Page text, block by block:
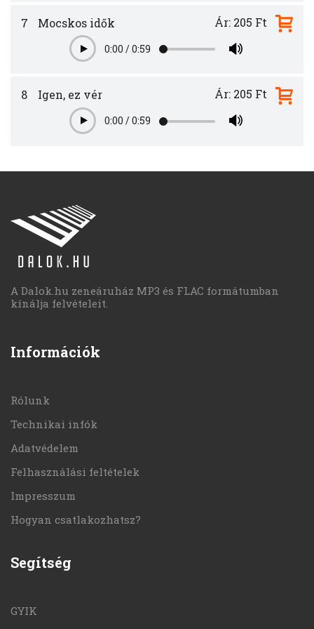
7 Mocskos idők
Play0:00 /0:59
Ár: 205 Ft
8 Igen, ez vér
Play0:00 /0:59
Ár: 205 Ft
A Dalok.hu zeneáruház MP3 és FLAC formátumban
kínálja felvételeit.
Információk
Rólunk
Technikai infók
Adatvédelem
Felhasználási feltételek
Impresszum
Hogyan csatlakozhatsz?
Segítség
GYIK